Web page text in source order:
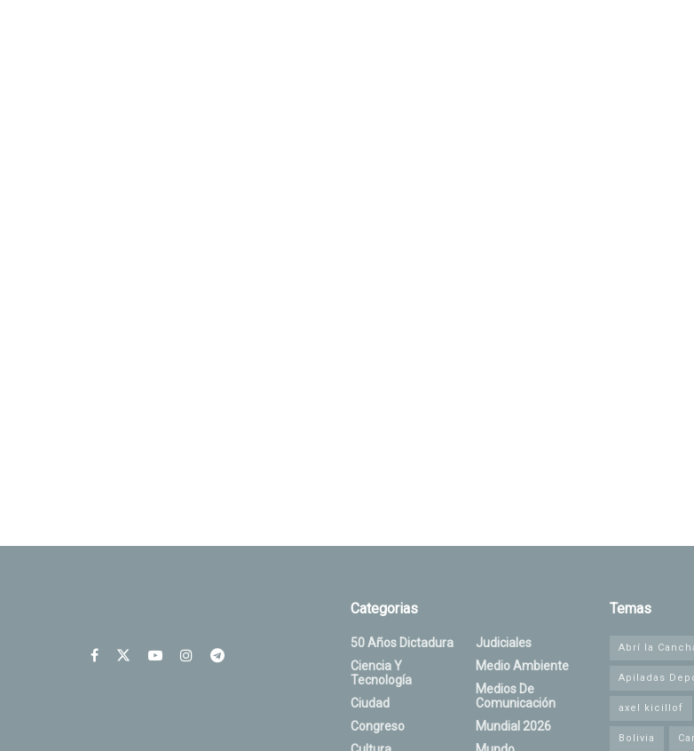
Categorias
50 Años Dictadura
Ciencia Y
Tecnología
Ciudad
Congreso
Judiciales
Medio Ambiente
Medios De
Comunicación
Mundial 2026
Temas
Abrí la
Apiladas
axel kicillof
Bolivia